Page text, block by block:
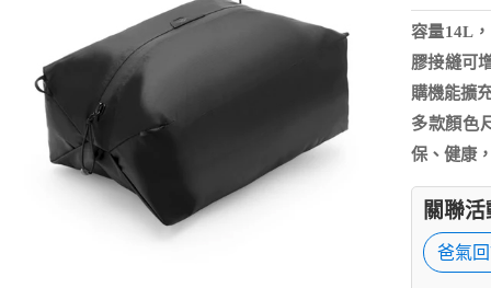
容量14L
膠接縫可
購機能擴
多款顏色
保、健康
關聯
爸氣